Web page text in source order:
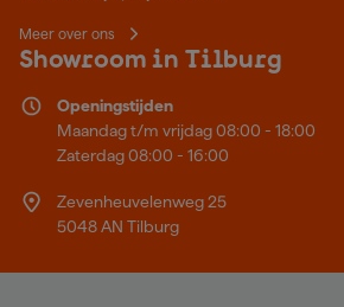
Meer over ons
Showroom in Tilburg
Openingstijden
Maandag t/m vrijdag 08:00 - 18:00
Zaterdag 08:00 - 16:00
Zevenheuvelenweg 25
5048 AN Tilburg